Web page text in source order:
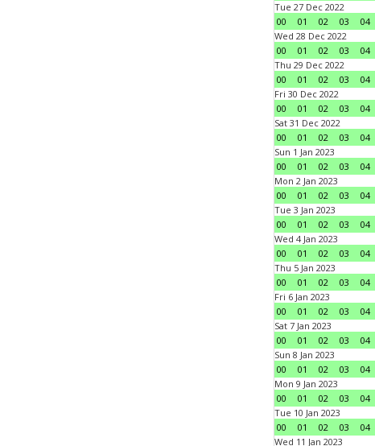
Tue 27 Dec 2022
00
01 02 03 04
Wed 28 Dec 2022
00
01 02 03 04
Thu 29 Dec 2022
00
01 02 03 04
Fri 30 Dec 2022
00
01 02 03 04
Sat 31 Dec 2022
00
01 02 03 04
Sun 1 Jan 2023
00
01 02 03 04
Mon 2 Jan 2023
00
01 02 03 04
Tue 3 Jan 2023
00
01 02 03 04
Wed 4 Jan 2023
00
01 02 03 04
Thu 5 Jan 2023
00
01 02 03 04
Fri 6 Jan 2023
00
01 02 03 04
Sat 7 Jan 2023
00
01 02 03 04
Sun 8 Jan 2023
00
01 02 03 04
Mon 9 Jan 2023
00
01 02 03 04
Tue 10 Jan 2023
00
01 02 03 04
Wed 11 Jan 2023